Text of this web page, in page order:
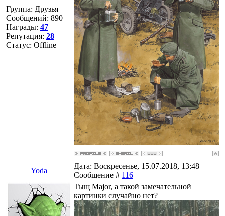
Группа: Друзья
Сообщений: 890
Награды: 47
Репутация: 28
Статус: Offline
Yoda
Дата: Воскресенье, 15.07.2018, 13:48 |
Сообщение # 116
Тыщ Major, а такой замечательной
картинки случайно нет?